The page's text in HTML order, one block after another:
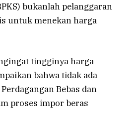
bukanlah pelanggaran
untuk menekan harga
tingginya harga
bahwa tidak ada
Bebas dan
proses impor beras